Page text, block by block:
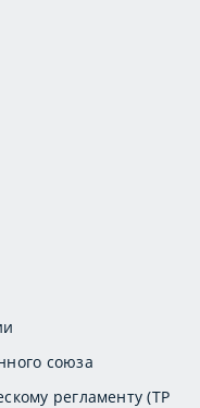
союза
регламенту (ТР